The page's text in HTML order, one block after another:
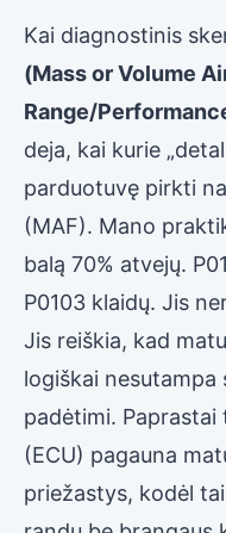
Kai diagnostinis
(Mass or Volume
Range/
deja, kai kurie
parduotuvę pirkti
(MAF). Mano
balą 70% atvejų.
P0103 klaidų. Jis
Jis reiškia, kad
logiškai nesutampa
padėtimi.
(ECU) pagauna
priežastys, kodėl